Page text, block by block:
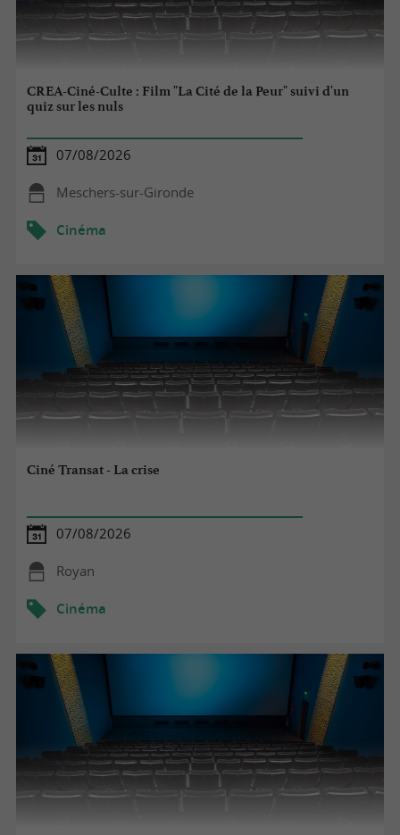
CREA-Ciné-Culte : Film "La Cité de la Peur" suivi d'un
quiz sur les nuls
07/08/2026
Meschers-sur-Gironde
Cinéma
Ciné Transat - La crise
07/08/2026
Royan
Cinéma